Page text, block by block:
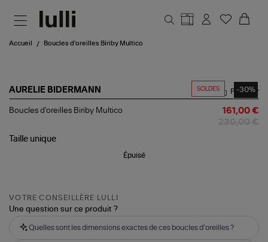
Accueil Boucles d'oreilles Biriby Multico
SOLDES -30%
AURELIE BIDERMANN
Boucles
Multico
Partager
Boucles d'oreilles Biriby Multico 161,00 €
Taille unique
Épuisé
VOTRE CONSEILLÈRE LULLI
Une question sur ce produit ?
Quelles sont les dimensions exactes de ces boucles d'oreilles ?